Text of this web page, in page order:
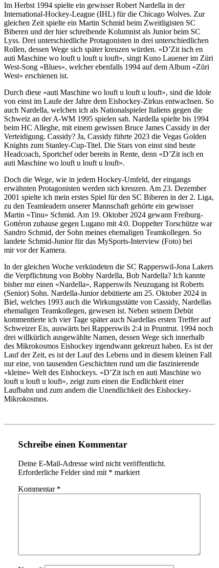
Im Herbst 1994 spielte ein gewisser Robert Nardella in der
International-Hockey-League (IHL) für die Chicago Wolves. Zur
gleichen Zeit spielte ein Martin Schmid beim Zweitligisten SC
Biberen und der hier schreibende Kolumnist als Junior beim SC
Lyss. Drei unterschiedliche Protagonisten in drei unterschiedlichen
Rollen, dessen Wege sich später kreuzen würden. «D’Zit isch en
auti Maschine wo louft u louft u louft», singt Kuno Lauener im Züri
West-Song «Blues», welcher ebenfalls 1994 auf dem Album «Züri
West» erschienen ist.
Durch diese «auti Maschine wo louft u louft u louft», sind die Idole
von einst im Laufe der Jahre dem Eishockey-Zirkus entwachsen. So
auch Nardella, welchen ich als Nationalspieler Italiens gegen die
Schweiz an der A-WM 1995 spielen sah. Nardella spielte bis 1994
beim HC Alleghe, mit einem gewissen Bruce James Cassidy in der
Verteidigung. Cassidy? Ja, Cassidy führte 2023 die Vegas Golden
Knights zum Stanley-Cup-Titel. Die Stars von einst sind heute
Headcoach, Sportchef oder bereits in Rente, denn «D’Zit isch en
auti Maschine wo louft u louft u louft».
Doch die Wege, wie in jedem Hockey-Umfeld, der eingangs
erwähnten Protagonisten werden sich kreuzen. Am 23. Dezember
2001 spielte ich mein erstes Spiel für den SC Biberen in der 2. Liga,
zu den Teamleadern unserer Mannschaft gehörte ein gewisser
Martin «Tinu» Schmid. Am 19. Oktober 2024 gewann Freiburg-
Gottéron zuhause gegen Lugano mit 4:0. Doppelter Torschütze war
Sandro Schmid, der Sohn meines ehemaligen Teamkollegen. So
landete Schmid-Junior für das MySports-Interview (Foto) bei
mir vor der Kamera.
In der gleichen Woche verkündeten die SC Rapperswil-Jona Lakers
die Verpflichtung von Bobby Nardella, Bob Nardella? Ich kannte
bisher nur einen «Nardella», Rapperswils Neuzugang ist Roberts
(Senior) Sohn. Nardella-Junior debütierte am 25. Oktober 2024 in
Biel, welches 1993 auch die Wirkungsstätte von Cassidy, Nardellas
ehemaligen Teamkollegen, gewesen ist. Neben seinem Debüt
kommentierte ich vier Tage später auch Nardellas ersten Treffer auf
Schweizer Eis, auswärts bei Rapperswils 2:4 in Pruntrut. 1994 noch
drei willkürlich ausgewählte Namen, dessen Wege sich innerhalb
des Mikrokosmos Eishockey irgendwann gekreuzt haben. Es ist der
Lauf der Zeit, es ist der Lauf des Lebens und in diesem kleinen Fall
nur eine, von tausenden Geschichten rund um die faszinierende
«kleine» Welt des Eishockeys. «D’Zit isch en auti Maschine wo
louft u louft u louft», zeigt zum einen die Endlichkeit einer
Laufbahn und zum andern die Unendlichkeit des Eishockey-
Mikrokosmos.
Schreibe einen Kommentar
Deine E-Mail-Adresse wird nicht veröffentlicht.
Erforderliche Felder sind mit * markiert
Kommentar *